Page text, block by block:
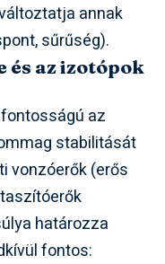
annak
sűrűség).
és az izotópok
az
stabilitását
vonzóerők (erős
határozza
fontos: